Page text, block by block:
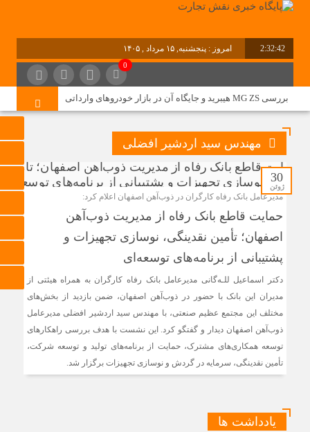
2:32:42 امروز : پنجشنبه, ۱۵ مرداد , ۱۴۰۵
0
بررسی MG ZS هیبرید و جایگاه آن در بازار خودروهای وارداتی
نقشه راه هفتمین نمایشگاه و کنفرانس بین‌المللی شهر
هوشمند، مسکن، شهرسازی و بازآفرینی شهری ترسیم شد
برگزاری دهمین نمایشگاه حمل‌ونقل و لجستیک همزمان با روز
ترکیه و عراق قرارداد خط لوله انتقال نفت را امضا کردند
«سی‌ان‌جی» کلید امنیت معیشتی خانوارها
جزئیات تازه از اصلاح قیمت بنزین
تولید نفت اعضای اوپک پلاس روی کاغذ افزایش یافت
آغاز اجرای طرح تخصیص یارانه سوخت از طریق کارت‌های
بانکی
مهندس سید اردشیر افضلی
30
ژوئن
مدیرعامل بانک رفاه کارگران در ذوب‌آهن اصفهان اعلام کرد:
حمایت قاطع بانک رفاه از مدیریت ذوب‌آهن
اصفهان؛ تأمین نقدینگی، نوسازی تجهیزات و
پشتیبانی از برنامه‌های توسعه‌ای
دکتر اسماعیل للـه‌گانی مدیرعامل بانک رفاه کارگران به همراه هیئتی از
مدیران این بانک با حضور در ذوب‌آهن اصفهان، ضمن بازدید از بخش‌های
مختلف این مجتمع عظیم صنعتی، با مهندس سید اردشیر افضلی مدیرعامل
ذوب‌آهن اصفهان دیدار و گفتگو کرد. این نشست با هدف بررسی راهکارهای
توسعه همکاری‌های مشترک، حمایت از برنامه‌های تولید و توسعه شرکت،
تأمین نقدینگی، سرمایه در گردش و نوسازی تجهیزات برگزار شد.
یادداشت ها